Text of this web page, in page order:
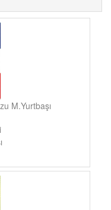
M.Yurtbaşı